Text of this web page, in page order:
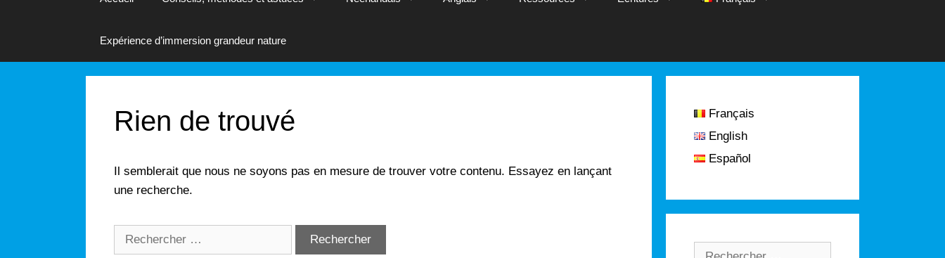
Expérience d’immersion grandeur nature
Rien de trouvé
Il semblerait que nous ne soyons pas en mesure de trouver votre contenu. Essayez en lançant
une recherche.
Rechercher :
Français
English
Español
Rechercher :